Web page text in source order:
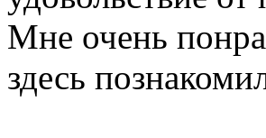
Мне очень
здесь